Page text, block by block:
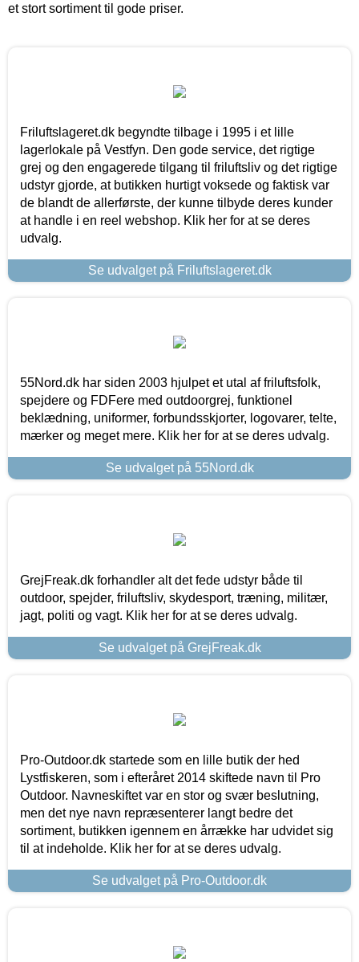
et stort sortiment til gode priser.
Friluftslageret.dk begyndte tilbage i 1995 i et lille
lagerlokale på Vestfyn. Den gode service, det rigtige
grej og den engagerede tilgang til friluftsliv og det rigtige
udstyr gjorde, at butikken hurtigt voksede og faktisk var
de blandt de allerførste, der kunne tilbyde deres kunder
at handle i en reel webshop. Klik her for at se deres
udvalg.
Se udvalget på Friluftslageret.dk
55Nord.dk har siden 2003 hjulpet et utal af friluftsfolk,
spejdere og FDFere med outdoorgrej, funktionel
beklædning, uniformer, forbundsskjorter, logovarer, telte,
mærker og meget mere. Klik her for at se deres udvalg.
Se udvalget på 55Nord.dk
GrejFreak.dk forhandler alt det fede udstyr både til
outdoor, spejder, friluftsliv, skydesport, træning, militær,
jagt, politi og vagt. Klik her for at se deres udvalg.
Se udvalget på GrejFreak.dk
Pro-Outdoor.dk startede som en lille butik der hed
Lystfiskeren, som i efteråret 2014 skiftede navn til Pro
Outdoor. Navneskiftet var en stor og svær beslutning,
men det nye navn repræsenterer langt bedre det
sortiment, butikken igennem en årrække har udvidet sig
til at indeholde. Klik her for at se deres udvalg.
Se udvalget på Pro-Outdoor.dk